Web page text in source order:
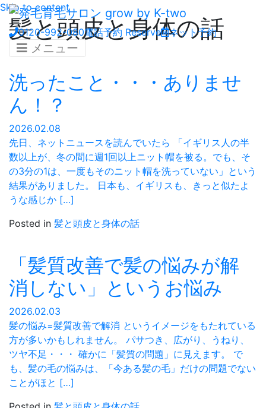
Skip to content
0120-992-080電話予約 Reserve ネット予約
メニュー
髪と頭皮と身体の話
洗ったこと・・・ありませ
ん！？
2026.02.08
先日、ネットニュースを読んでいたら 「イギリス人の半
数以上が、冬の間に週1回以上ニット帽を被る。でも、そ
の3分の1は、一度もそのニット帽を洗っていない」という
結果がありました。 日本も、イギリスも、きっと似たよ
うな感じか […]
Posted in 髪と頭皮と身体の話
「髪質改善で髪の悩みが解
消しない」というお悩み
2026.02.03
髪の悩み=髪質改善で解消 というイメージをもたれている
方が多いかもしれません。 パサつき、広がり、うねり、
ツヤ不足・・・ 確かに「髪質の問題」に見えます。 で
も、髪の毛の悩みは、「今ある髪の毛」だけの問題でない
ことがほと […]